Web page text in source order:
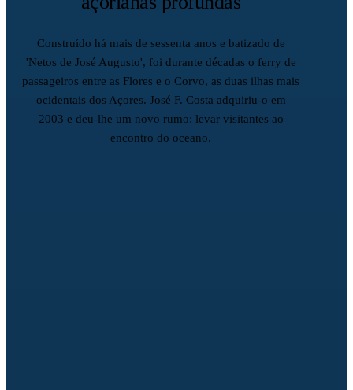
Construído há mais de sessenta anos e batizado de
'Netos de José Augusto', foi durante décadas o ferry de
passageiros entre as Flores e o Corvo, as duas ilhas mais
ocidentais dos Açores. José F. Costa adquiriu-o em
2003 e deu-lhe um novo rumo: levar visitantes ao
encontro do oceano.